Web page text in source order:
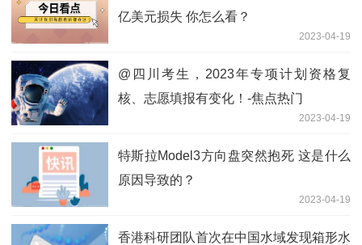
亿美元损失 你怎么看？
2023-04-19
@四川考生，2023年专项计划资格复
核、志愿填报有变化！-焦点热门
2023-04-19
特斯拉Model3方向盘突然抱死 这是什么
原因导致的？
2023-04-19
香港科研团队首次在中国水域发现箱形水